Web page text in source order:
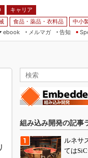
キャリア
食品・薬品・衣料品
中小
ebook
メルマガ
告知
組み込み開発の記事
ルネサ
ては